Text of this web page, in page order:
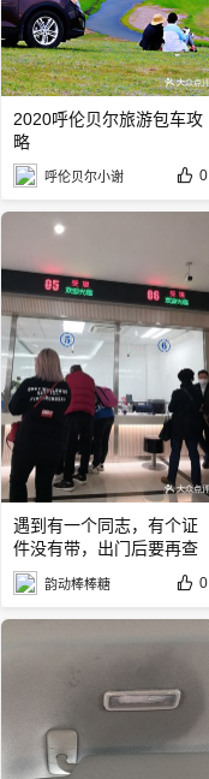
2020呼伦贝尔旅游包车攻
略
呼伦贝尔小谢 0
遇到有一个同志，有个证
件没有带，出门后要再查
一遍
韵动棒棒糖 0